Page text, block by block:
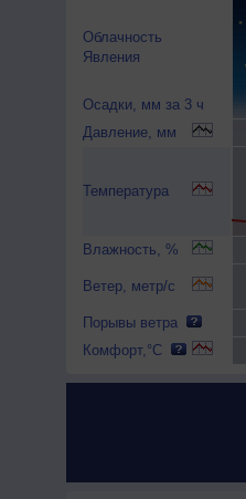
Облачность
Явления
Осадки, мм за 3 ч
Давление, мм
Температура
Влажность, %
Ветер, метр/с
Порывы ветра
Комфорт,°C